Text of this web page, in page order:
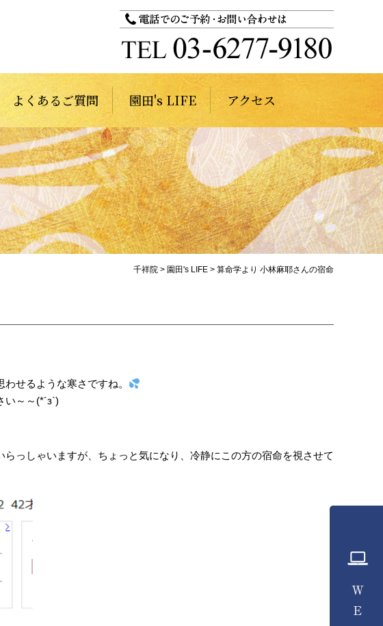
よくあるご質問 園田's LIFE アクセス
千祥院 > 園田's LIFE > 算命学より 小林麻耶さんの宿命
せるような寒さですね。
～～(*´з`)
っしゃいますが、ちょっと気になり、冷静にこの方の宿命を視させて